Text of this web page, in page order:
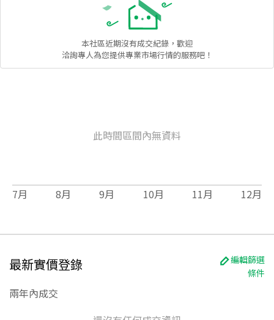
本社區近期沒有成交紀錄，歡迎
洽詢專人為您提供專業市場行情的服務吧！
此時間區間內無資料
7月 8月 9月 10月 11月 12月
最新實價登錄
編輯篩選
條件
兩年內成交